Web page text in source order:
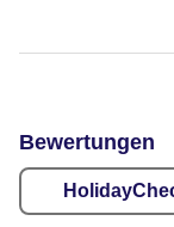
Bewertungen